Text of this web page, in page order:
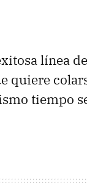
línea
quiere
tiempo